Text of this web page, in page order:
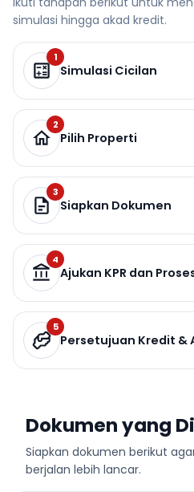
simulasi hingga akad kredit.
1
Simulasi Cicilan
2
Pilih Properti
3
Siapkan Dokumen
4
Ajukan KPR dan
5
Persetujuan Kredit &
Dokumen yang
Siapkan dokumen berikut
berjalan lebih lancar.